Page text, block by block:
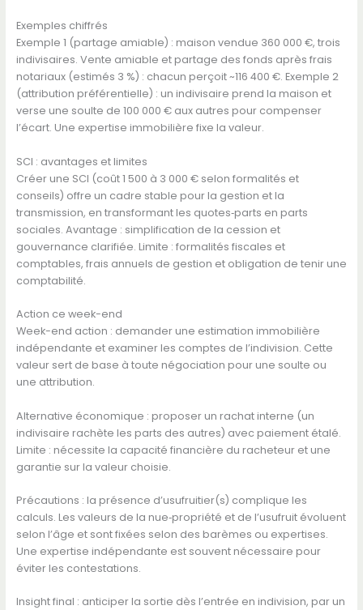
Exemples chiffrés
Exemple 1 (partage amiable) : maison vendue 360 000 €, trois
indivisaires. Vente amiable et partage des fonds après frais
notariaux (estimés 3 %) : chacun perçoit ~116 400 €. Exemple 2
(attribution préférentielle) : un indivisaire prend la maison et
verse une soulte de 100 000 € aux autres pour compenser
l’écart. Une expertise immobilière fixe la valeur.
SCI : avantages et limites
Créer une SCI (coût 1 500 à 3 000 € selon formalités et
conseils) offre un cadre stable pour la gestion et la
transmission, en transformant les quotes‑parts en parts
sociales. Avantage : simplification de la cession et
gouvernance clarifiée. Limite : formalités fiscales et
comptables, frais annuels de gestion et obligation de tenir une
comptabilité.
Action ce week-end
Week-end action : demander une estimation immobilière
indépendante et examiner les comptes de l’indivision. Cette
valeur sert de base à toute négociation pour une soulte ou
une attribution.
Alternative économique : proposer un rachat interne (un
indivisaire rachète les parts des autres) avec paiement étalé.
Limite : nécessite la capacité financière du racheteur et une
garantie sur la valeur choisie.
Précautions : la présence d’usufruitier(s) complique les
calculs. Les valeurs de la nue‑propriété et de l’usufruit évoluent
selon l’âge et sont fixées selon des barèmes ou expertises.
Une expertise indépendante est souvent nécessaire pour
éviter les contestations.
Insight final : anticiper la sortie dès l’entrée en indivision, par un